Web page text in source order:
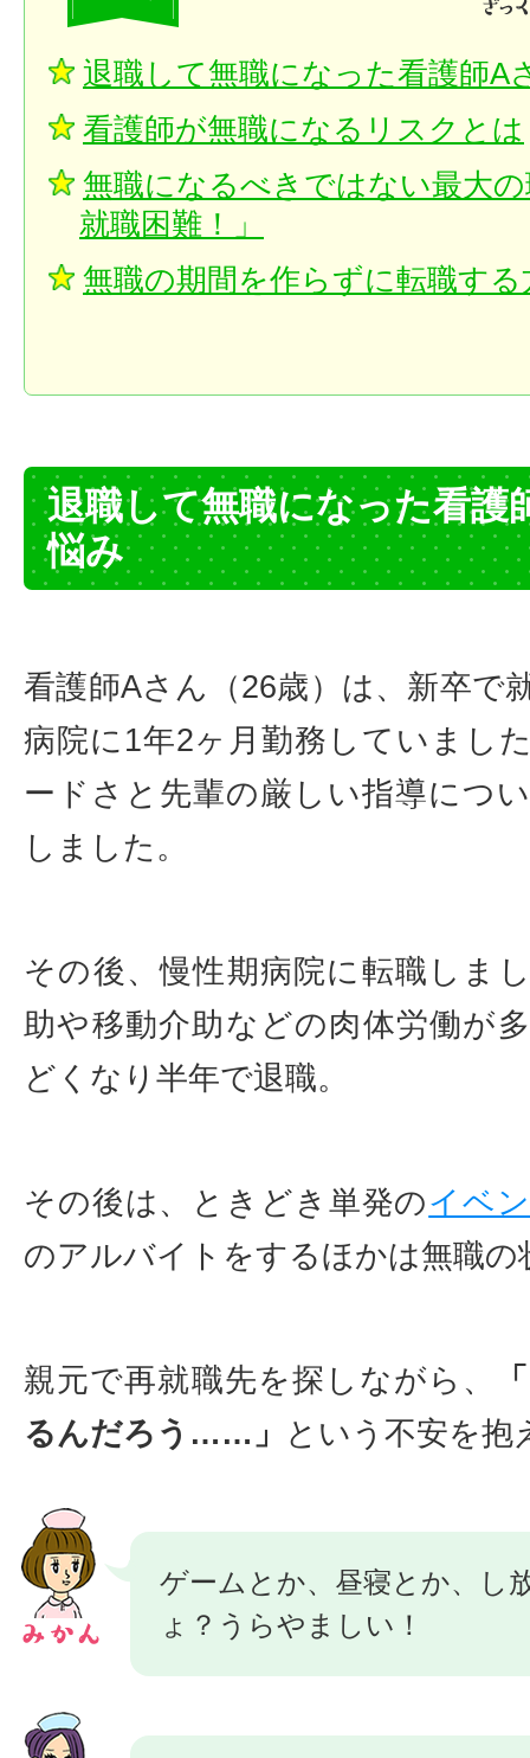
退職して無職になった看護師A
看護師が無職になるリスクとは
無職になるべきではない最大
就職困難！」
無職の期間を作らずに転職する
退職して無職になった看護
悩み
看護師Aさん（26歳）は、新卒で
病院に1年2ヶ月勤務していまし
ードさと先輩の厳しい指導につ
しました。
その後、慢性期病院に転職しま
助や移動介助などの肉体労働が
どくなり半年で退職。
その後は、ときどき単発のイベ
のアルバイトをするほかは無職の
親元で再就職先を探しながら、
るんだろう……」
という不安を抱
ゲームとか、昼寝とか、し
ょ？うらやましい！